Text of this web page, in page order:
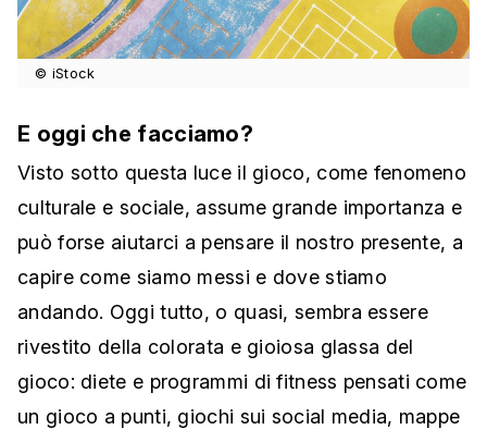
© iStock
E oggi che facciamo?
Visto sotto questa luce il gioco, come fenomeno
culturale e sociale, assume grande importanza e
può forse aiutarci a pensare il nostro presente, a
capire come siamo messi e dove stiamo
andando. Oggi tutto, o quasi, sembra essere
rivestito della colorata e gioiosa glassa del
gioco: diete e programmi di fitness pensati come
un gioco a punti, giochi sui social media, mappe